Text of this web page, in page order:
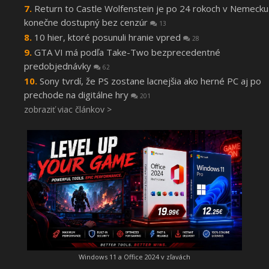
Return to Castle Wolfenstein je po 24 rokoch v Nemecku
konečne dostupný bez cenzúr
13
10 hier, ktoré posunuli hranie vpred 28
GTA VI má podľa Take-Two bezprecedentné
predobjednávky
62
Sony tvrdí, že PS zostane lacnejšia ako herné PC aj po
prechode na digitálne hry
201
zobraziť viac článkov >
Windows 11 a Office 2024 v zľavách